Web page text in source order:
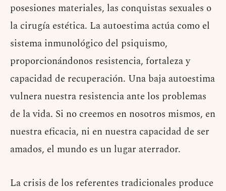
posesiones materiales, las conquistas sexuales o
la cirugía estética. La autoestima actúa como el
sistema inmunológico del psiquismo,
proporcionándonos resistencia, fortaleza y
capacidad de recuperación. Una baja autoestima
vulnera nuestra resistencia ante los problemas
de la vida. Si no creemos en nosotros mismos, en
nuestra eficacia, ni en nuestra capacidad de ser
amados, el mundo es un lugar aterrador.
La crisis de los referentes tradicionales produce